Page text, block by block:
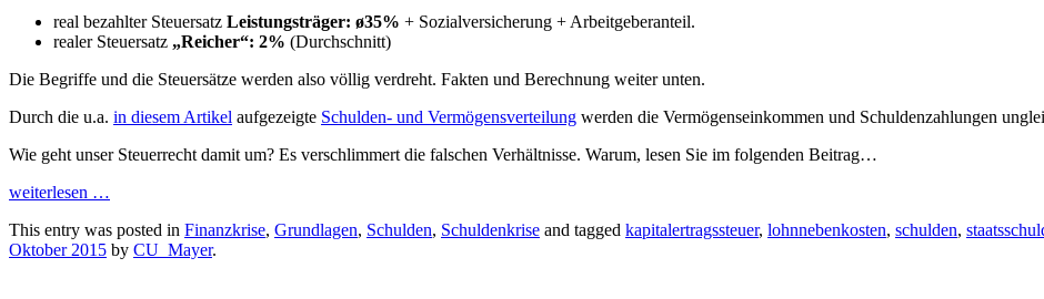
real bezahlter Steuersatz Leistungsträger: ø35% + Sozialversicherung + Arbeitgeberanteil.
realer Steuersatz „Reicher“: 2% (Durchschnitt)
Die Begriffe und die Steuersätze werden also völlig verdreht. Fakten und Berechnung weiter unten.
Durch die u.a. in diesem Artikel aufgezeigte Schulden- und Vermögensverteilung werden die Vermögenseinkommen und Schuldenzahlungen
Wie geht unser Steuerrecht damit um? Es verschlimmert die falschen Verhältnisse. Warum, lesen Sie im folgenden Beitrag…
weiterlesen …
This entry was posted in Finanzkrise, Grundlagen, Schulden, Schuldenkrise and tagged kapitalertragssteuer, lohnnebenkosten, schulden,
Oktober 2015 by CU_Mayer.